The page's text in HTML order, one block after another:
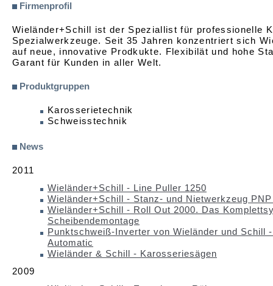
Firmenprofil
Wieländer+Schill ist der Speziallist für professionelle
Spezialwerkzeuge. Seit 35 Jahren konzentriert sich
auf neue, innovative Prodkukte. Flexibilät und hohe
Garant für Kunden in aller Welt.
Produktgruppen
Karosserietechnik
Schweisstechnik
News
2011
Wieländer+Schill - Line Puller 1250
Wieländer+Schill - Stanz- und Nietwerkzeug
Wieländer+Schill - Roll Out 2000. Das
Scheibendemontage
Punktschweiß-Inverter von Wieländer und Schill
Automatic
Wieländer & Schill - Karosseriesägen
2009